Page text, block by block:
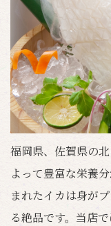
福岡県、佐賀県の
よって豊富な栄養
まれたイカは身が
る絶品です。当店